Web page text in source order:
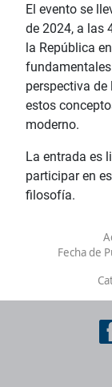
El evento se
de 2024, a las
la República
perspectiva
estos
moderno.
La entrada es
participar en
filosofía.
Fecha de